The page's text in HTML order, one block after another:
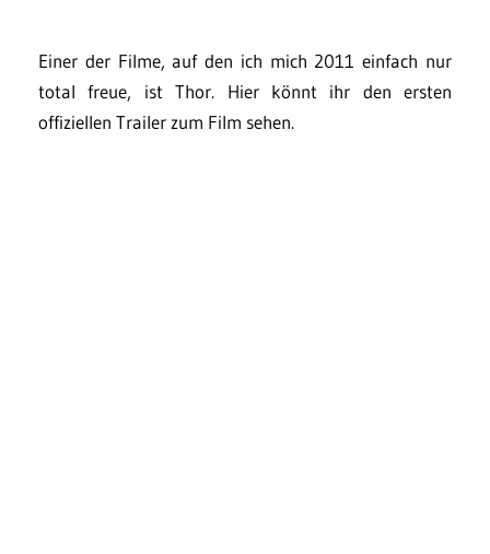
Einer der Filme, auf den ich mich 2011 einfach nur
total freue, ist Thor. Hier könnt ihr den ersten
offiziellen Trailer zum Film sehen.